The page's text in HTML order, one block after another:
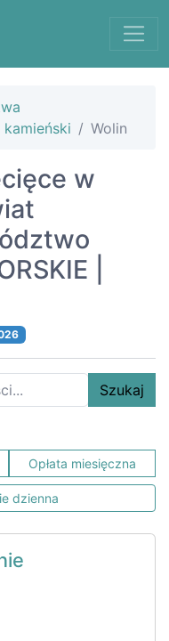
kamieński Wolin
w
|
Szukaj
Opłata miesięczna
dzienna